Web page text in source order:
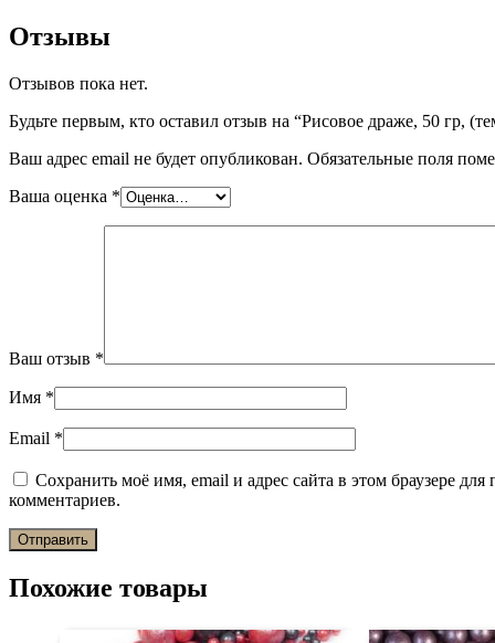
Отзывы
Отзывов пока нет.
Будьте первым, кто оставил отзыв на “Рисовое драже, 50 гр,
Ваш адрес email не будет опубликован. Обязательные поля
Ваша оценка *
Ваш отзыв *
Имя *
Email *
Сохранить моё имя, email и адрес сайта в этом браузере
комментариев.
Похожие товары